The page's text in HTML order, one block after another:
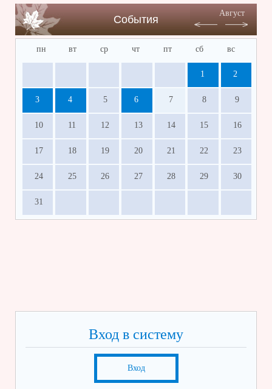
События
Август
пн вт ср чт пт сб вс
1 2
3 4 5 6 7 8 9
10 11 12 13 14 15 16
17 18 19 20 21 22 23
24 25 26 27 28 29 30
31
Вход в систему
Вход